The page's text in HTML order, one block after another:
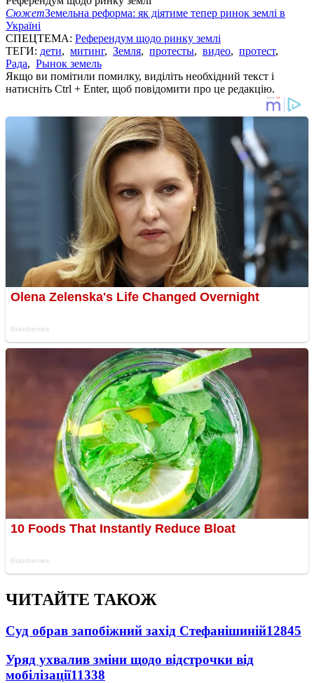
СюжетЗемельна реформа: як діятиме тепер ринок землі в
Україні
СПЕЦТЕМА: Референдум щодо ринку землі
ТЕГИ: дети, митинг, Земля, протесты, видео, протест,
Рада, Рынок земель
Якщо ви помітили помилку, виділіть необхідний текст і
натисніть Ctrl + Enter, щоб повідомити про це редакцію.
ЧИТАЙТЕ ТАКОЖ
Суд обрав запобіжний захід Стефанішиній12845
Уряд ухвалив зміни щодо відстрочки від
мобілізації11338